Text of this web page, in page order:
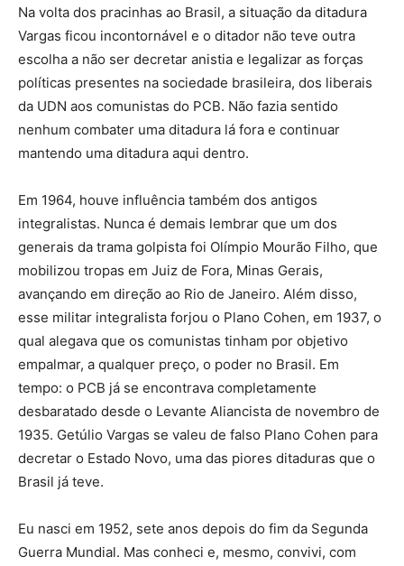
Na volta dos pracinhas ao Brasil, a situação da ditadura
Vargas ficou incontornável e o ditador não teve outra
escolha a não ser decretar anistia e legalizar as forças
políticas presentes na sociedade brasileira, dos liberais
da UDN aos comunistas do PCB. Não fazia sentido
nenhum combater uma ditadura lá fora e continuar
mantendo uma ditadura aqui dentro.
Em 1964, houve influência também dos antigos
integralistas. Nunca é demais lembrar que um dos
generais da trama golpista foi Olímpio Mourão Filho, que
mobilizou tropas em Juiz de Fora, Minas Gerais,
avançando em direção ao Rio de Janeiro. Além disso,
esse militar integralista forjou o Plano Cohen, em 1937, o
qual alegava que os comunistas tinham por objetivo
empalmar, a qualquer preço, o poder no Brasil. Em
tempo: o PCB já se encontrava completamente
desbaratado desde o Levante Aliancista de novembro de
1935. Getúlio Vargas se valeu de falso Plano Cohen para
decretar o Estado Novo, uma das piores ditaduras que o
Brasil já teve.
Eu nasci em 1952, sete anos depois do fim da Segunda
Guerra Mundial. Mas conheci e, mesmo, convivi, com